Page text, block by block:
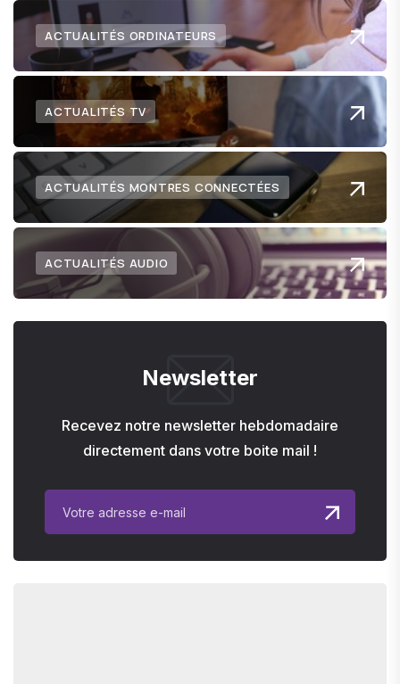
ACTUALITÉS ORDINATEURS
ACTUALITÉS TV
ACTUALITÉS MONTRES CONNECTÉES
ACTUALITÉS AUDIO
Newsletter
Recevez notre newsletter hebdomadaire
directement dans votre boite mail !